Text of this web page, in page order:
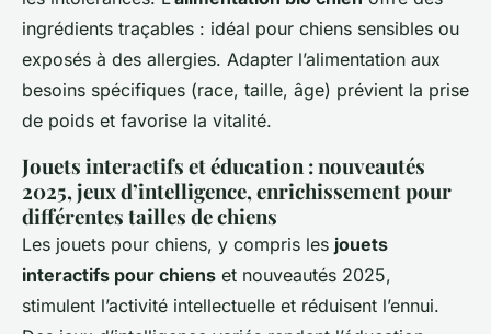
ingrédients traçables : idéal pour chiens sensibles ou
exposés à des allergies. Adapter l’alimentation aux
besoins spécifiques (race, taille, âge) prévient la prise
de poids et favorise la vitalité.
Jouets interactifs et éducation : nouveautés
2025, jeux d’intelligence, enrichissement pour
différentes tailles de chiens
Les jouets pour chiens, y compris les jouets
interactifs pour chiens et nouveautés 2025,
stimulent l’activité intellectuelle et réduisent l’ennui.